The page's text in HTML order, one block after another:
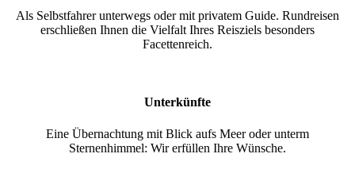
Als Selbstfahrer unterwegs oder mit privatem Guide. Rundreisen
erschließen Ihnen die Vielfalt Ihres Reisziels besonders
Facettenreich.
Unterkünfte
Eine Übernachtung mit Blick aufs Meer oder unterm
Sternenhimmel: Wir erfüllen Ihre Wünsche.